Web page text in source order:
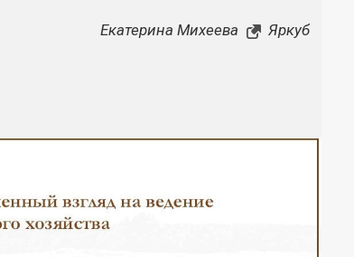
Екатерина Михеева
Яркуб